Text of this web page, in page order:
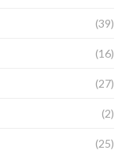
(39)
(16)
(27)
(2)
(25)